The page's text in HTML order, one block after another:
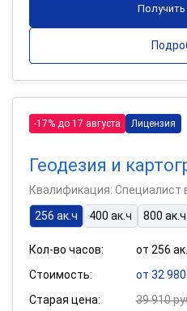
-17% до 17 августа Лицензия
Геодезия и
Квалификация: Специалист
256 ак.ч
400 ак.ч 800 ак.ч
Кол-во часов:
от 256
Стоимость:
от 32 980
Старая цена:
39 910